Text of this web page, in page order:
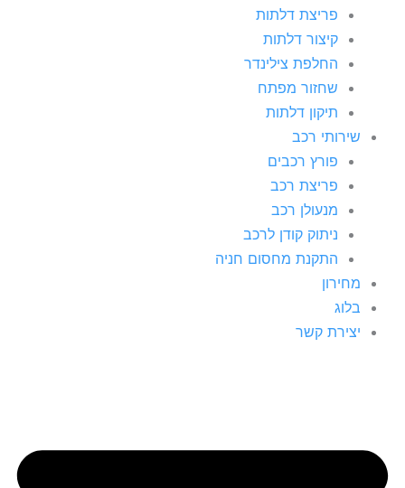
פריצת דלתות
קיצור דלתות
החלפת צילינדר
שחזור מפתח
תיקון דלתות
שירותי רכב
פורץ רכבים
פריצת רכב
מנעולן רכב
ניתוק קודן לרכב
התקנת מחסום חניה
מחירון
בלוג
יצירת קשר